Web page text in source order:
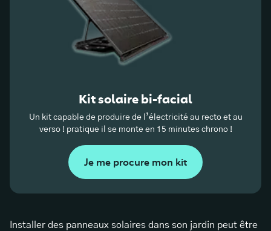
Kit solaire bi-facial
Un kit capable de produire de l’électricité au recto et au
verso ! pratique il se monte en 15 minutes chrono !
Je me procure mon kit
Installer des panneaux solaires dans son jardin peut être